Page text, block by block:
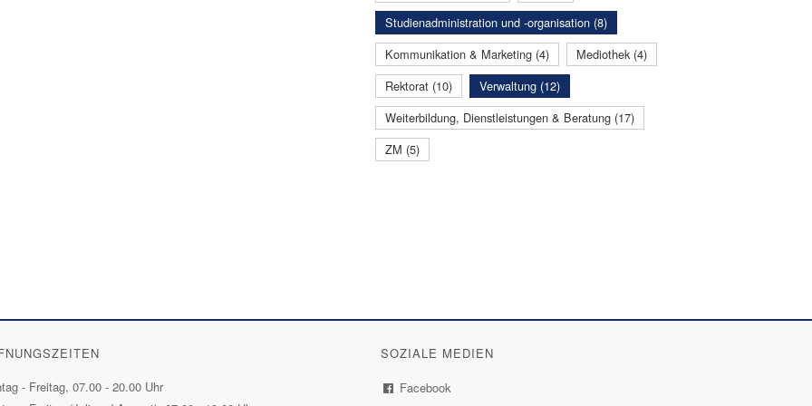
Studienadministration und -organisation (8)
Kommunikation & Marketing (4)
Mediothek (4)
Rektorat (10)
Verwaltung (12)
Weiterbildung, Dienstleistungen & Beratung (17)
ZM (5)
- Freitag, 07.00 - 20.00 Uhr
SOZIALE MEDIEN
Facebook